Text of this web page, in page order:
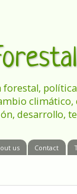
forestal,
climático,
desarrollo,
us Contact